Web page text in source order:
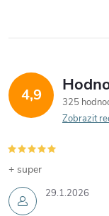
4,9
325
Zobrazit
29.1.2026
+ super